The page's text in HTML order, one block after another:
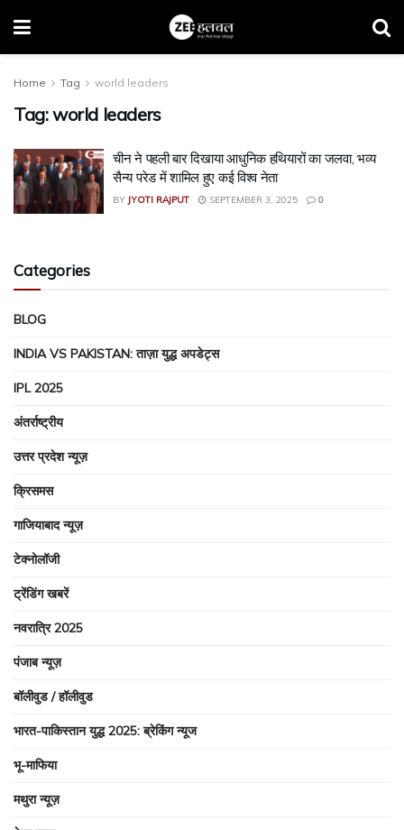
Home Tag world leaders
Tag:world leaders
चीन ने पहली बार दिखाया आधुनिक हथियारों का जलवा, भव्य
सैन्य परेड में शामिल हुए कई विश्व नेता
BY JYOTI RAJPUT SEPTEMBER 3, 2025 0
Categories
BLOG
INDIA VS PAKISTAN: ताज़ा युद्ध अपडेट्स
IPL 2025
अंतर्राष्ट्रीय
उत्तर प्रदेश न्यूज़
क्रिसमस
गाजियाबाद न्यूज़
टेक्नोलॉजी
ट्रेंडिंग खबरें
नवरात्रि 2025
पंजाब न्यूज़
बॉलीवुड / हॉलीवुड
भारत-पाकिस्तान युद्ध 2025: ब्रेकिंग न्यूज
भू-माफिया
मथुरा न्यूज़